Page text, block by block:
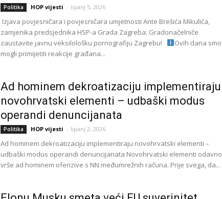
Politika HOP vijesti - lipanj 5, 2026
Izjava povjesničara i povjesničara umjetnosti Ante Brešića Mikulića,
zamjenika predsjednika HSP-a Grada Zagreba: Gradonačelniče
zaustavite javnu veksilološku pornografiju Zagrebu!
Ovih dana smo
mogli primijetiti reakcije građana...
Ad hominem dekroatizaciju implementiraju
novohrvatski elementi – udbaški modus
operandi denuncijanata
Politika HOP vijesti - lipanj 2, 2026
Ad hominem dekroatizaciju implementiraju novohrvatski elementi –
udbaški modus operandi denuncijanata Novohrvatski elementi odavno
vrše ad hominem ofenzive s NN međumrežnih računa. Prije svega, da...